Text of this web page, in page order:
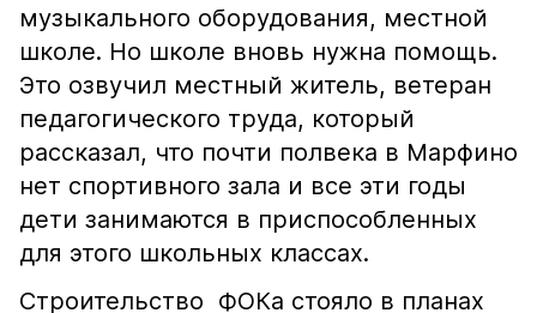
музыкального оборудования, местной
школе. Но школе вновь нужна помощь.
Это озвучил местный житель, ветеран
педагогического труда, который
рассказал, что почти полвека в Марфино
нет спортивного зала и все эти годы
дети занимаются в приспособленных
для этого школьных классах.
Строительство ФОКа стояло в планах